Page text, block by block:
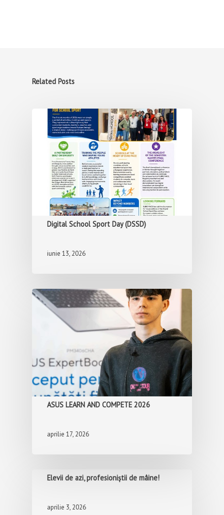
Related Posts
Digital School Sport Day (DSSD)
iunie 13, 2026
ASUS LEARN AND COMPETE 2026
aprilie 17, 2026
Elevii de azi, profesioniștii de mâine!
aprilie 3, 2026
Acasă
Prezentare
Perspective
activități economice
Perspective
turism
Catedre
Clase
Evenimente